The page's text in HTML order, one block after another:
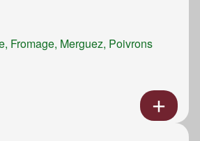
Fromage, Merguez, Poivrons